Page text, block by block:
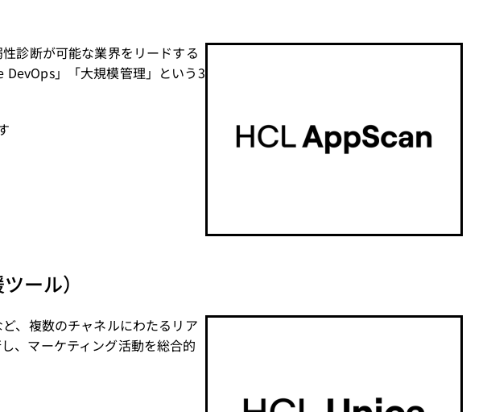
診断が可能な業界をリードする
DevOps」「大規模管理」という3
ール）
、複数のチャネルにわたるリア
、マーケティング活動を総合的